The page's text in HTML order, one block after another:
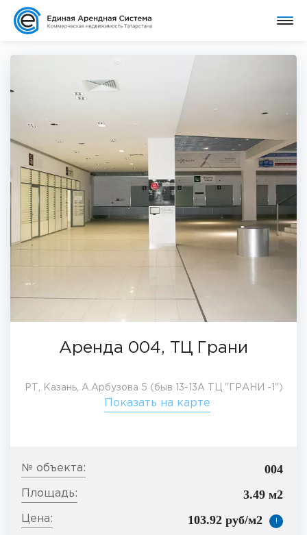
Аренда 004, ТЦ Грани
РТ, Казань, А.Арбузова 5 (быв 13-13А ТЦ "ГРАНИ -1")
Показать на карте
004
3.49 м2
103.92 руб/м2
!